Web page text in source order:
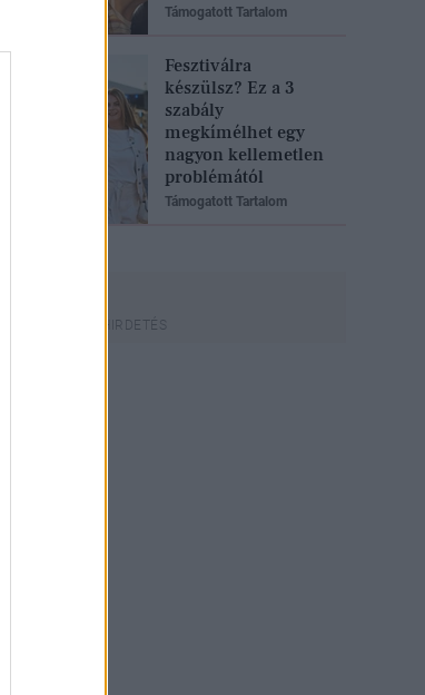
Támogatott Tartalom
Fesztiválra
készülsz? Ez a 3
szabály
megkímélhet egy
nagyon kellemetlen
problémától
Támogatott Tartalom